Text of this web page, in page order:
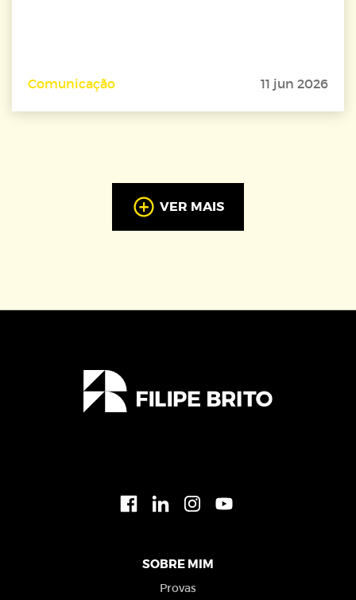
Comunicação 11 jun 2026
VER MAIS
SOBRE MIM
Provas